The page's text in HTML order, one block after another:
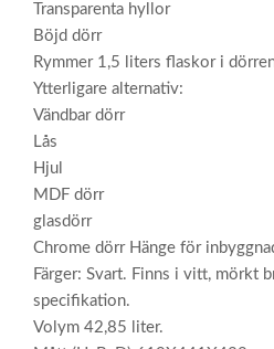
Transparenta hyllor
Böjd dörr
Rymmer 1,5 liters flaskor i
Ytterligare alternativ:
Vändbar dörr
Lås
Hjul
MDF dörr
glasdörr
Chrome dörr Hänge för
Färger: Svart. Finns i vitt, mörkt
specifikation.
Volym 42,85 liter.